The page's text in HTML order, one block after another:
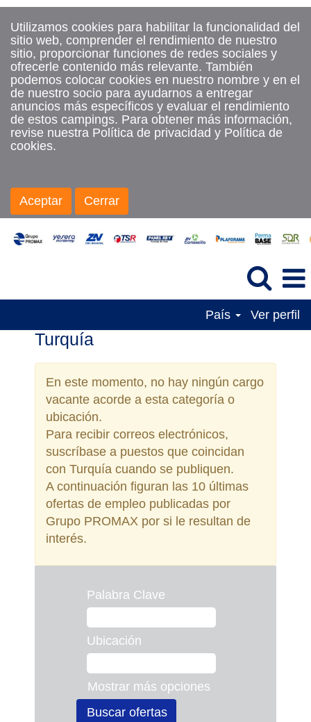
Utilizamos cookies para habilitar la funcionalidad del
sitio web, comprender el rendimiento de nuestro
sitio, proporcionar funciones de redes sociales y
ofrecerle contenido más relevante. También
podemos colocar cookies en nuestro nombre y en el
de nuestro socio para ayudarnos a entregar
anuncios más específicos y evaluar el rendimiento
de estos campings. Para obtener más información,
revise nuestra Política de privacidad y Política de
cookies.
Aceptar Cerrar
País Ver perfil
Turquía
En este momento, no hay ningún cargo
vacante acorde a esta categoría o
ubicación.
Para recibir correos electrónicos,
suscríbase a puestos que coincidan
con Turquía cuando se publiquen.
A continuación figuran las 10 últimas
ofertas de empleo publicadas por
Grupo PROMAX por si le resultan de
interés.
Palabra Clave
Ubicación
Mostrar más opciones